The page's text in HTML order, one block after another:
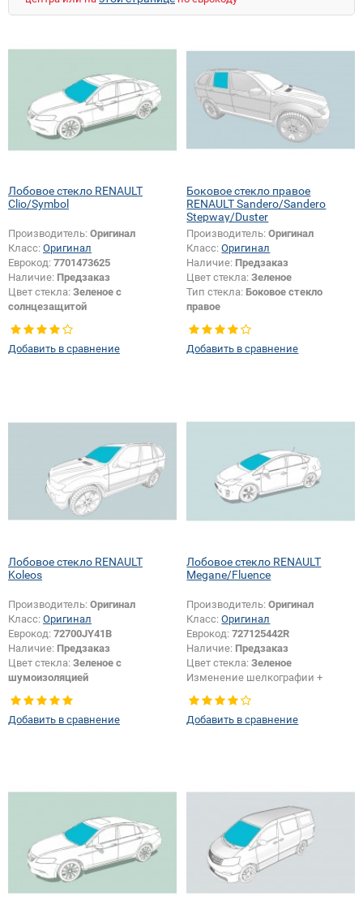
Лобовое стекло RENAULT
Clio/Symbol
Производитель: Оригинал
Класс: Оригинал
Еврокод: 7701473625
Наличие: Предзаказ
Цвет стекла: Зеленое с
солнцезащитой
шелкографии:
Добавить в сравнение
Боковое стекло правое
RENAULT Sandero/Sandero
Stepway/Duster
Производитель:Оригинал
Класс:Оригинал
Наличие: Предзаказ
Цвет стекла:Зеленое
Тип стекла: Боковое стекло
правое
Добавить в сравнение
Лобовое стекло RENAULT
Koleos
Производитель: Оригинал
Класс: Оригинал
Еврокод: 72700JY41B
Наличие: Предзаказ
Цвет стекла: Зеленое с
шумоизоляцией
Тип кузова: Внедорожник
Добавить в сравнение
Лобовое стекло RENAULT
Megane/Fluence
Производитель:Оригинал
Класс:Оригинал
Еврокод:727125442R
Наличие: Предзаказ
Цвет стекла:Зеленое
Изменение шелкографии +
крепления или положения
зеркала + логотипа спец.
возможностей:Да
Добавить в сравнение